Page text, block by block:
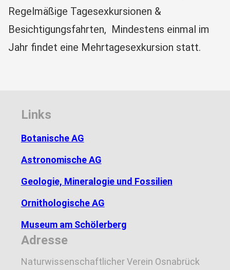
Regelmäßige Tagesexkursionen &
Besichtigungsfahrten, Mindestens einmal im
Jahr findet eine Mehrtagesexkursion statt.
Links
Botanische AG
Astronomische AG
Geologie, Mineralogie und Fossilien
Ornithologische AG
Museum am Schölerberg
Adresse
Naturwissenschaftlicher Verein Osnabrück